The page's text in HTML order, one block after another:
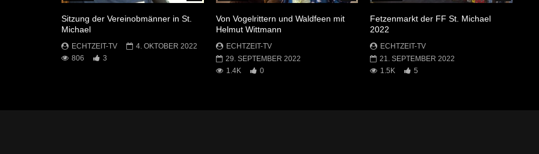
Sitzung der Vereinobmänner in St.
Michael
ECHTZEIT-TV
4. OKTOBER 2022
806
3
Von Vogelrittern und Waldfeen mit
Helmut Wittmann
ECHTZEIT-TV
29. SEPTEMBER 2022
1.4K
0
Fetzenmarkt der FF St. Michael
2022
ECHTZEIT-TV
21. SEPTEMBER 2022
1.5K
5